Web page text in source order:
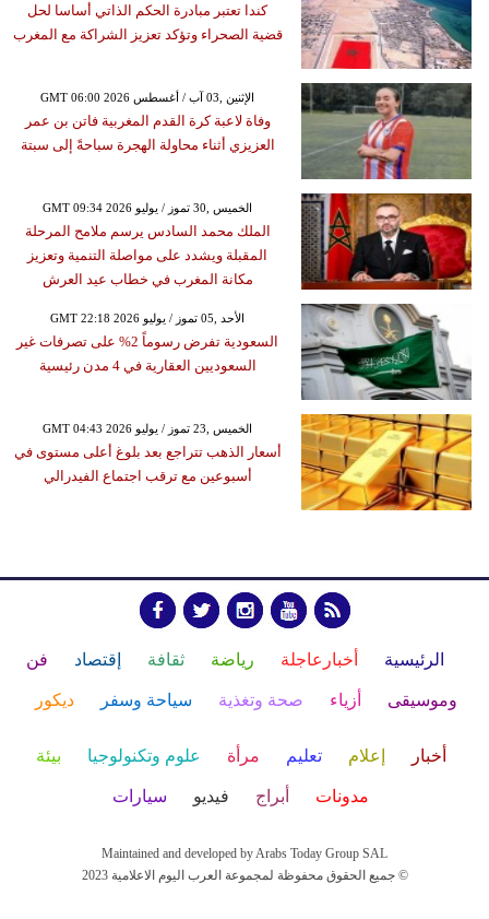
كندا تعتبر مبادرة الحكم الذاتي أساسا لحل
قضية الصحراء وتؤكد تعزيز الشراكة مع المغرب
GMT 06:00 2026 الإثنين ,03 آب / أغسطس
وفاة لاعبة كرة القدم المغربية فاتن بن عمر
العزيزي أثناء محاولة الهجرة سباحةً إلى سبتة
GMT 09:34 2026 الخميس ,30 تموز / يوليو
الملك محمد السادس يرسم ملامح المرحلة
المقبلة ويشدد على مواصلة التنمية وتعزيز
مكانة المغرب في خطاب عيد العرش
GMT 22:18 2026 الأحد ,05 تموز / يوليو
السعودية تفرض رسوماً 2% على تصرفات غير
السعوديين العقارية في 4 مدن رئيسية
GMT 04:43 2026 الخميس ,23 تموز / يوليو
أسعار الذهب تتراجع بعد بلوغ أعلى مستوى في
أسبوعين مع ترقب اجتماع الفيدرالي
الرئيسية أخبارعاجلة رياضة ثقافة إقتصاد فن
وموسيقى أزياء صحة وتغذية سياحة وسفر ديكور
أخبار إعلام تعليم مرأة علوم وتكنولوجيا بيئة
مدونات أبراج فيديو سيارات
Maintained and developed by Arabs Today Group SAL
جميع الحقوق محفوظة لمجموعة العرب اليوم الاعلامية 2023 ©